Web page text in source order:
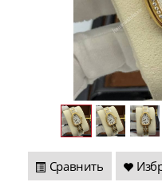
Сравнить